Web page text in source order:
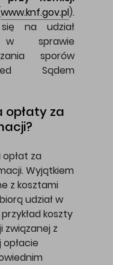
www.knf.gov.pl).
na udział
sprawie
sporów
Sądem
opłaty za
za
Wyjątkiem
z kosztami
udział w
koszty
związanej z